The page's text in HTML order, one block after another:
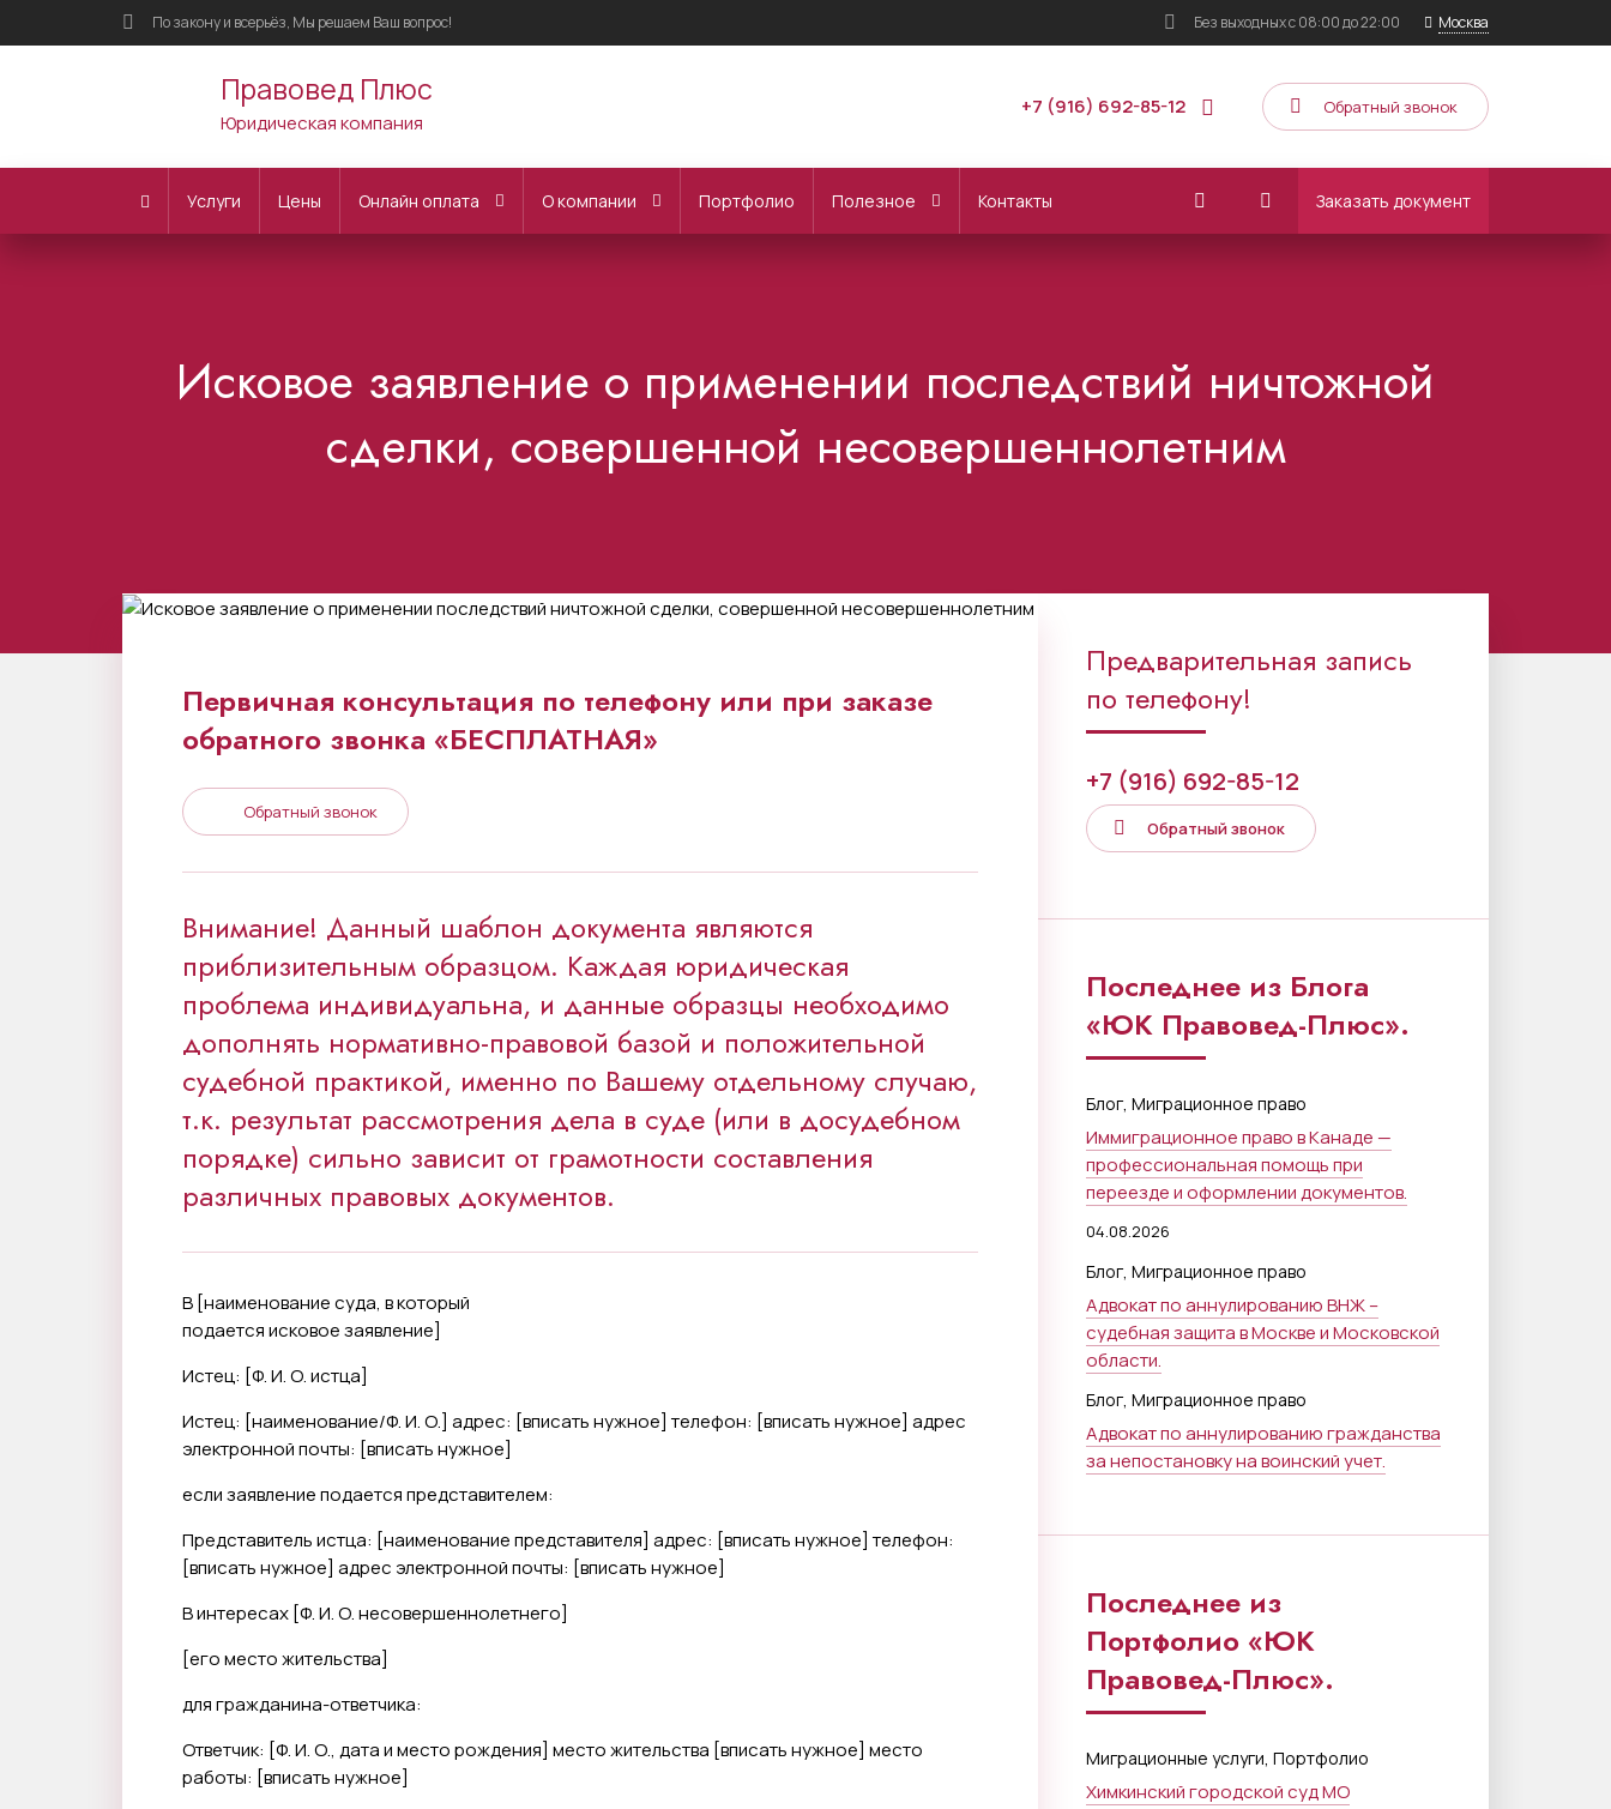
По закону и всерьёз, Мы решаем Ваш вопрос! Без выходныхс 08:00 до 22:00 Москва
Правовед Плюс
Юридическая компания
+7 (916) 692-85-12 Обратный звонок
Услуги Цены Онлайн оплата О компании Портфолио Полезное Контакты Заказать документ
Исковое заявление о применении последствий ничтожной
сделки, совершенной несовершеннолетним
Первичная консультация по телефону или при заказе
обратного звонка «БЕСПЛАТНАЯ»
Обратный звонок
Внимание! Данный шаблон документа являются
приблизительным образцом. Каждая юридическая
проблема индивидуальна, и данные образцы необходимо
дополнять нормативно-правовой базой и положительной
судебной практикой, именно по Вашему отдельному случаю,
т.к. результат рассмотрения дела в суде (или в досудебном
порядке) сильно зависит от грамотности составления
различных правовых документов.
В [наименование суда, в который
подается исковое заявление]
Истец: [Ф. И. О. истца]
Истец: [наименование/Ф. И. О.] адрес: [вписать нужное] телефон: [вписать нужное] адрес
электронной почты: [вписать нужное]
если заявление подается представителем:
Представитель истца: [наименование представителя] адрес: [вписать нужное] телефон:
[вписать нужное] адрес электронной почты: [вписать нужное]
В интересах [Ф. И. О. несовершеннолетнего]
[его место жительства]
для гражданина-ответчика:
Ответчик: [Ф. И. О., дата и место рождения] место жительства [вписать нужное] место
работы: [вписать нужное]
Предварительная запись
по телефону!
+7 (916) 692-85-12
Обратный звонок
Последнее из Блога
«ЮК Правовед-Плюс».
Блог, Миграционное право
Иммиграционное право в Канаде —
профессиональная помощь при
переезде и оформлении документов.
04.08.2026
Блог, Миграционное право
Адвокат по аннулированию ВНЖ –
судебная защита в Москве и Московской
области.
Блог, Миграционное право
Адвокат по аннулированию гражданства
за непостановку на воинский учет.
Последнее из
Портфолио «ЮК
Правовед-Плюс».
Миграционные услуги, Портфолио
Химкинский городской суд МО